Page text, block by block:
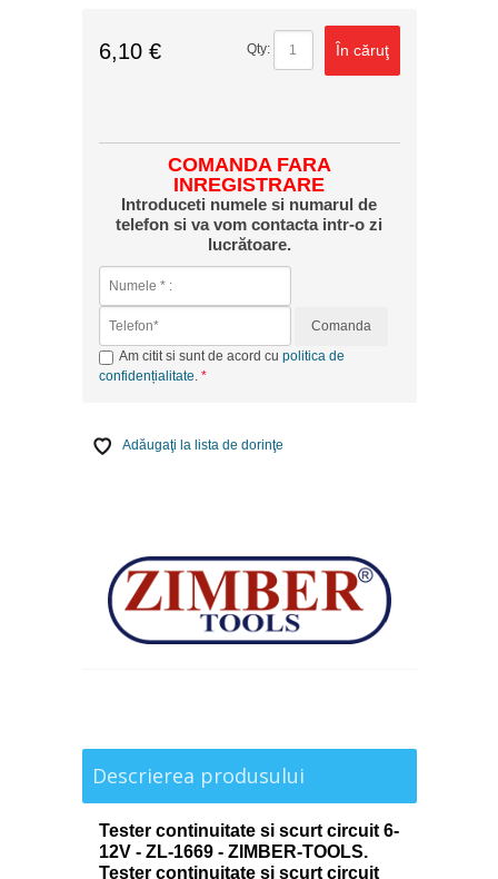
6,10 € Qty: În căruţ
COMANDA FARA
INREGISTRARE
Introduceti numele si numarul de
telefon si va vom contacta intr-o zi
lucrătoare.
Comanda
Am citit si sunt de acord cu politica de
confidențialitate.
Adăugaţi la lista de dorinţe
Descrierea produsului
Tester continuitate si scurt circuit 6-
12V - ZL-1669 - ZIMBER-TOOLS.
Tester continuitate si scurt circuit